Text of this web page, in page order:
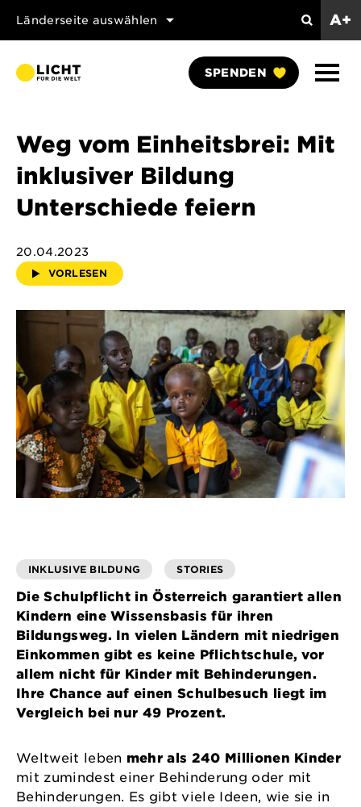
Länderseite auswählen
Suchen
A+
SPENDEN
Weg vom Einheitsbrei: Mit
inklusiver Bildung
Unterschiede feiern
20.04.2023
VORLESEN
INKLUSIVE BILDUNG STORIES
Die Schulpflicht in Österreich garantiert allen
Kindern eine Wissensbasis für ihren
Bildungsweg. In vielen Ländern mit niedrigen
Einkommen gibt es keine Pflichtschule, vor
allem nicht für Kinder mit Behinderungen.
Ihre Chance auf einen Schulbesuch liegt im
Vergleich bei nur 49 Prozent.
Weltweit leben mehr als 240 Millionen Kinder
mit zumindest einer Behinderung oder mit
Behinderungen. Es gibt viele Ideen, wie sie in